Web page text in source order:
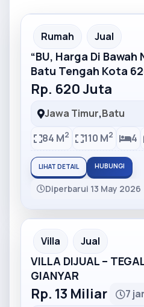
Partner Ad
Rumah Jual
“BU, Harga Di Bawah
Batu Tengah Kota
Rp. 620 Juta
Jawa Timur,Batu
84 M2 110 M2 4
LIHAT DETAIL HUBUNGI
Diperbarui 13 May 2026
Partner Ad
Villa Jual
VILLA DIJUAL –
GIANYAR
Rp. 13 Miliar
7